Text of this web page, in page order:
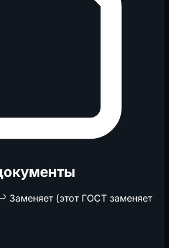
Заменяет (этот ГОСТ заменяет